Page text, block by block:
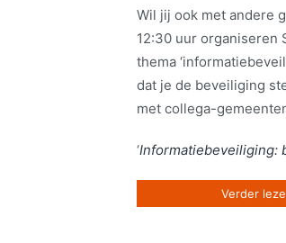
Wil jij ook met andere
12:30 uur organiseren
thema
dat je de beveiliging
met collega-
‘Informatiebeveiliging:
Verder